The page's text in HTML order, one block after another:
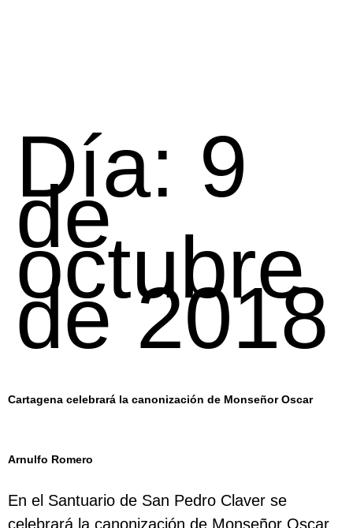
Día: 9
de
octubre
de 2018
Cartagena celebrará la canonización de Monseñor Oscar
Arnulfo Romero
En el Santuario de San Pedro Claver se
celebrará la canonización de Monseñor Oscar